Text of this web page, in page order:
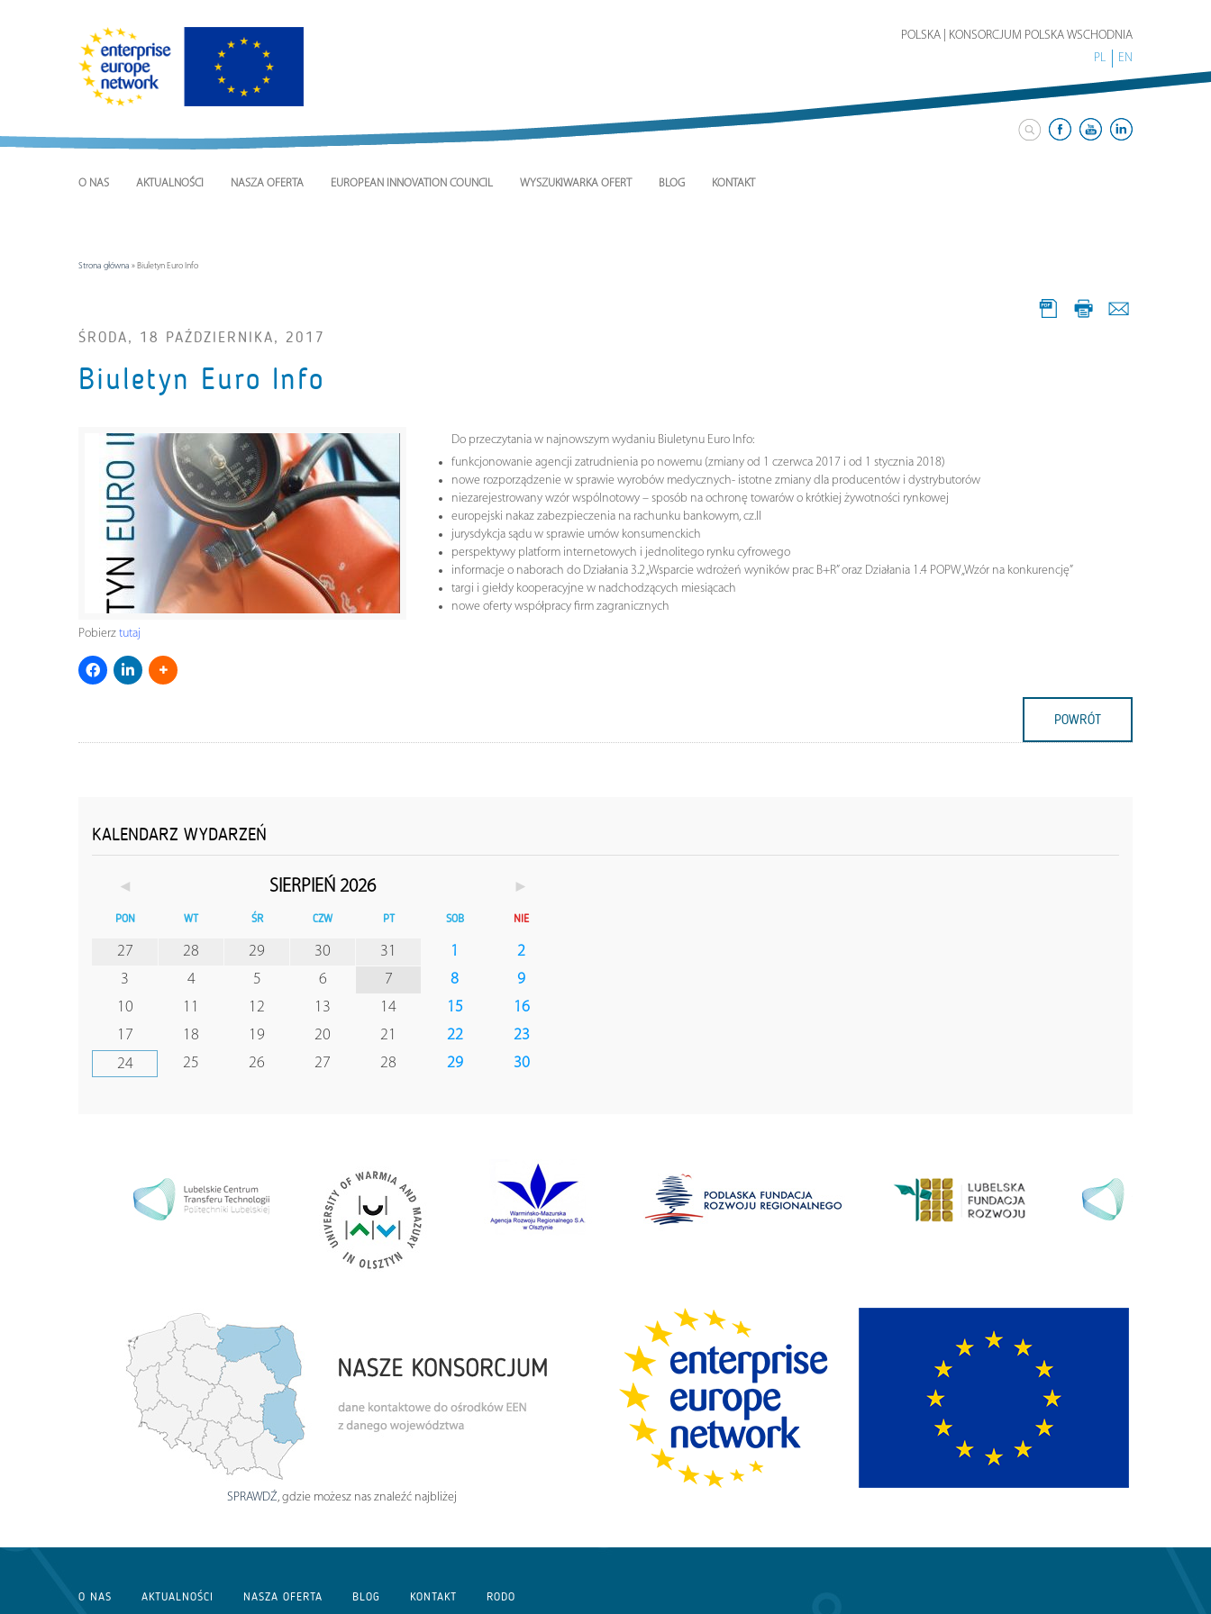
POLSKA | KONSORCJUM POLSKA WSCHODNIA
PL
EN
O NAS AKTUALNOŚCI NASZA OFERTA EUROPEAN INNOVATION COUNCIL WYSZUKIWARKA OFERT BLOG KONTAKT
Strona główna » Biuletyn Euro Info
ŚRODA, 18 PAŹDZIERNIKA, 2017
Biuletyn Euro Info
Do przeczytania w najnowszym wydaniu Biuletynu Euro Info:
funkcjonowanie agencji zatrudnienia po nowemu (zmiany od 1 czerwca 2017 i od 1 stycznia 2018)
nowe rozporządzenie w sprawie wyrobów medycznych- istotne zmiany dla producentów i dystrybutorów
niezarejestrowany wzór wspólnotowy – sposób na ochronę towarów o krótkiej żywotności rynkowej
europejski nakaz zabezpieczenia na rachunku bankowym, cz.II
jurysdykcja sądu w sprawie umów konsumenckich
perspektywy platform internetowych i jednolitego rynku cyfrowego
informacje o naborach do Działania 3.2 „Wsparcie wdrożeń wyników prac B+R” oraz Działania 1.4 POPW „Wzór na konkurencję”
targi i giełdy kooperacyjne w nadchodzących miesiącach
nowe oferty współpracy firm zagranicznych
Pobierz tutaj
POWRÓT
KALENDARZ WYDARZEŃ
◄ SIERPIEŃ 2026 ►
PON WT ŚR CZW PT SOB NIE
27 28 29 30 31 1
2
3
4 5 6 7 8
9
10
11 12 13 14 15
16
17
18 19 20 21 22
23
24
25 26 27 28 29 30
SPRAWDŹ, gdzie możesz nas znaleźć najbliżej
O NAS AKTUALNOŚCI NASZA OFERTA BLOG KONTAKT RODO